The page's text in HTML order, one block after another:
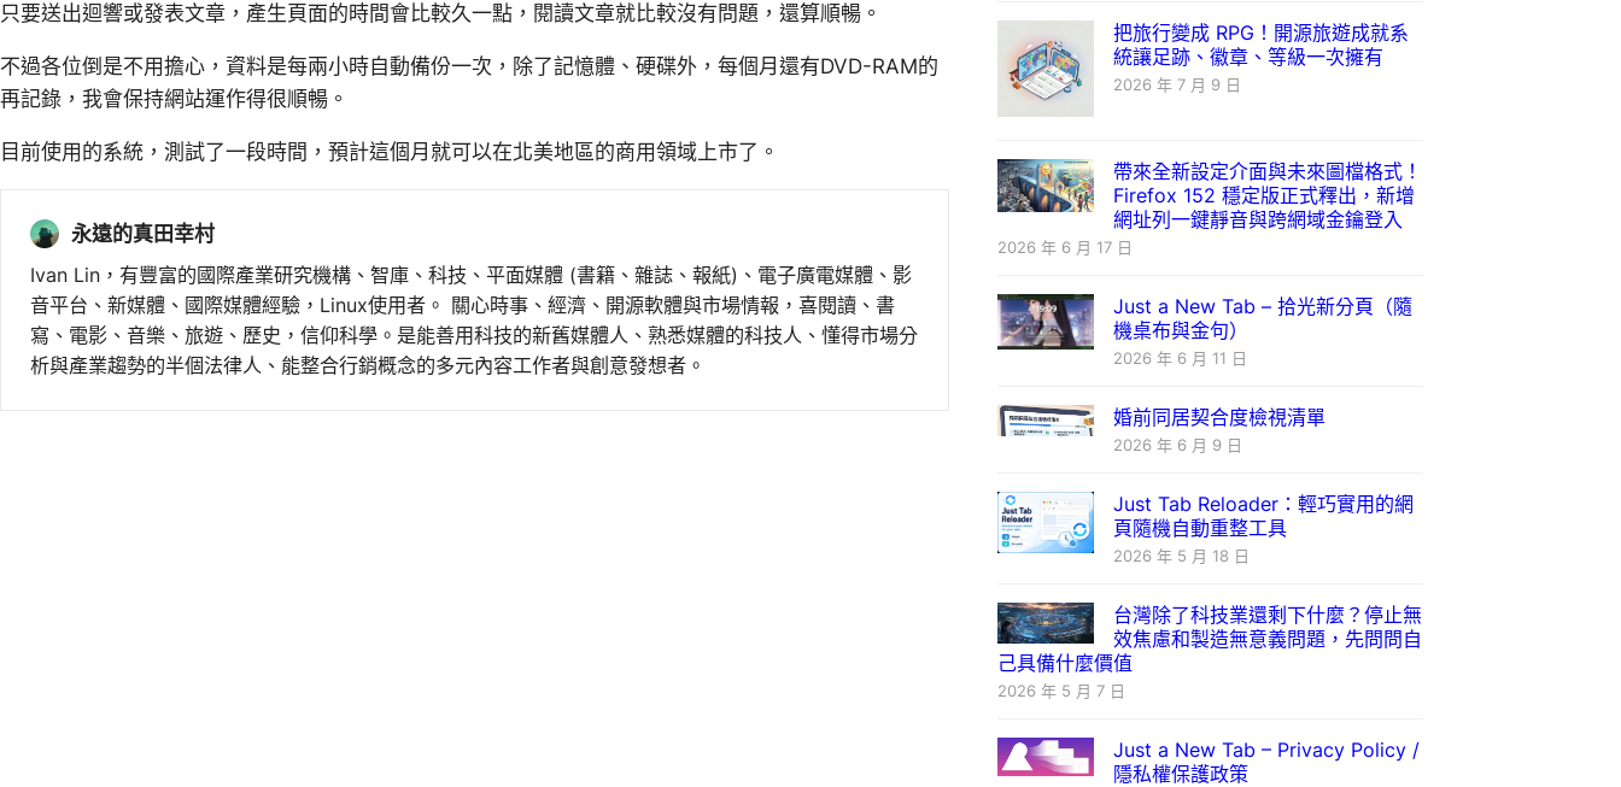
只要送出迴響或發表文章，產生頁面的時間會比較久一點，閱讀文章就比較沒有問題，還算順暢。
不過各位倒是不用擔心，資料是每兩小時自動備份一次，除了記憶體、硬碟外，每個月還有DVD-RAM的
再記錄，我會保持網站運作得很順暢。
目前使用的系統，測試了一段時間，預計這個月就可以在北美地區的商用領域上市了。
永遠的真田幸村
Ivan Lin，有豐富的國際產業研究機構、智庫、科技、平面媒體 (書籍、雜誌、報紙)、電子廣電媒體、影
音平台、新媒體、國際媒體經驗，Linux使用者。 關心時事、經濟、開源軟體與市場情報，喜閱讀、書
寫、電影、音樂、旅遊、歷史，信仰科學。是能善用科技的新舊媒體人、熟悉媒體的科技人、懂得市場分
析與產業趨勢的半個法律人、能整合行銷概念的多元內容工作者與創意發想者。
把旅行變成 RPG！開源旅遊成就系
統讓足跡、徽章、等級一次擁有
2026 年 7 月 9 日
帶來全新設定介面與未來圖檔格式！
Firefox 152 穩定版正式釋出，新增
網址列一鍵靜音與跨網域金鑰登入
2026 年 6 月 17 日
Just a New Tab – 拾光新分頁（隨
機桌布與金句）
2026 年 6 月 11 日
婚前同居契合度檢視清單
2026 年 6 月 9 日
Just Tab Reloader：輕巧實用的網
頁隨機自動重整工具
2026 年 5 月 18 日
台灣除了科技業還剩下什麼？停止無
效焦慮和製造無意義問題，先問問自
己具備什麼價值
2026 年 5 月 7 日
Just a New Tab – Privacy Policy /
隱私權保護政策